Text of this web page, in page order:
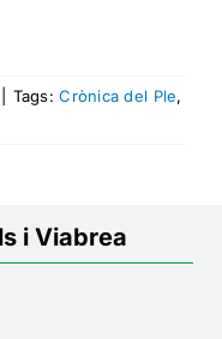
Tags:Crònica del Ple,
i Viabrea